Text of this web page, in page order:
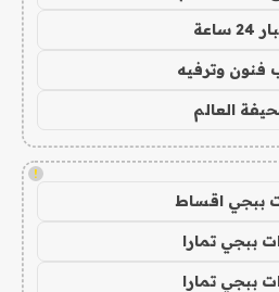
ساعة
فنون وترفيه
العالم
!
ببجي اقساط
ببجي تمارا
ببجي تمارا